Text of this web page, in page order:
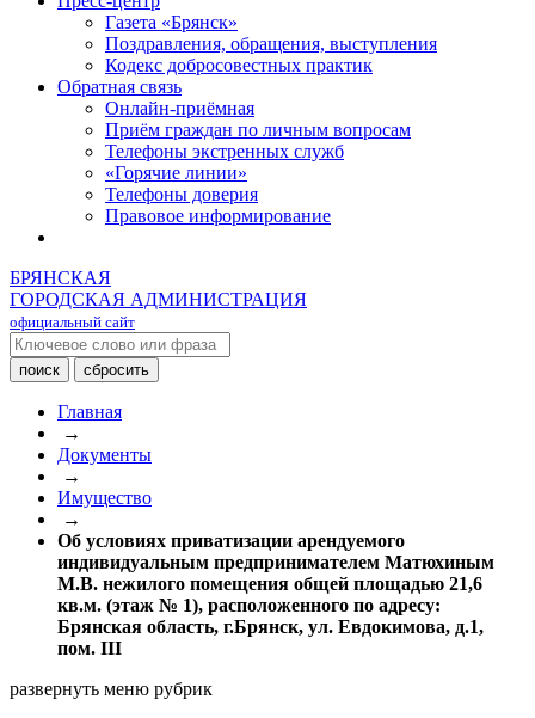
Газета «Брянск»
Поздравления, обращения, выступления
Кодекс добросовестных практик
Обратная связь
Онлайн-приёмная
Приём граждан по личным вопросам
Телефоны экстренных служб
«Горячие линии»
Телефоны доверия
Правовое информирование
БРЯНСКАЯ
ГОРОДСКАЯ АДМИНИСТРАЦИЯ
официальный сайт
Главная
→
Документы
→
Имущество
→
Об условиях приватизации арендуемого
индивидуальным предпринимателем Матюхиным
М.В. нежилого помещения общей площадью 21,6
кв.м. (этаж № 1), расположенного по адресу:
Брянская область, г.Брянск, ул. Евдокимова, д.1,
пом. III
развернуть меню рубрик